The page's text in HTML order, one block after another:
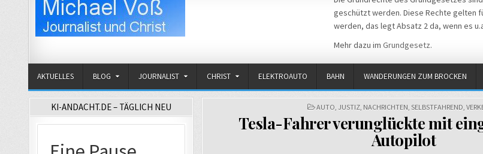
geschützt werden. Diese Rechte gelten
werden, das legt Absatz 2 da, wenn es
Mehr dazu im Grundgesetz.
AKTUELLES BLOG JOURNALIST CHRIST ELEKTROAUTO BAHN WANDERUNGEN ZUM BROCKEN
POSTED
AUTO JUSTIZ NACHRICHTEN SELBSTFAHREND ,
Tesla-Fahrer verunglückte mit
Autopilot
KI-ANDACHT.DE – TÄGLICH NEU